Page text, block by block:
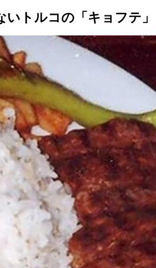
トップ プロが教えるレシピ 厳
いトルコの「キョフテ